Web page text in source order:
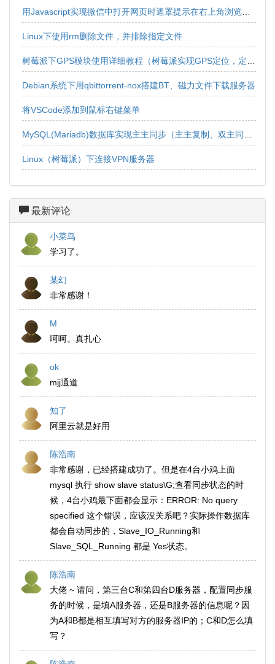
用Javascript实现微信中打开网页时遮罩提示在右上角浏览器中打开效果
Linux下使用rm删除文件，并排除指定文件
树莓派下GPS模块使用详细教程（树莓派实现GPS定位，定位获取，经纬度获取）
Debian系统下用qbittorrent-nox搭建BT、磁力文件下载服务器
将VSCode添加到鼠标右键菜单
MySQL(Mariadb)数据库实现主主同步（主主复制、双主同步、双向同步）
Linux（树莓派）下连接VPN服务器
最新评论
小菜鸟
学习了。
某幻
非常感谢！
M
呵呵。真扎心
ok
mjj通道
知了
阿里云就是好用
陈浩南
非常感谢，已经搭建成功了。但是在4台小鸡上面
mysql 执行 show slave status\G;查看同步状态的时
候，4台小鸡最下面都会显示：ERROR: No query
specified 这个错误，应该没关系吧？实际操作数据库
都会自动同步的，Slave_IO_Running和
Slave_SQL_Running 都是 Yes状态。
陈浩南
大佬 ~ 请问，第三台C和第四台D服务器，配置同步服
务的时候，是填A服务器，还是B服务器的信息呢？因
为A和B都是相互填写对方的服务器IP的；C和D怎么填
写？